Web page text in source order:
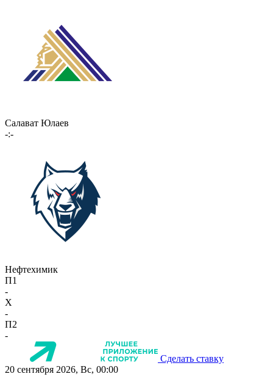
Салават Юлаев
-:-
Нефтехимик
П1
-
X
-
П2
-
Сделать ставку
20 сентября 2026, Вс, 00:00